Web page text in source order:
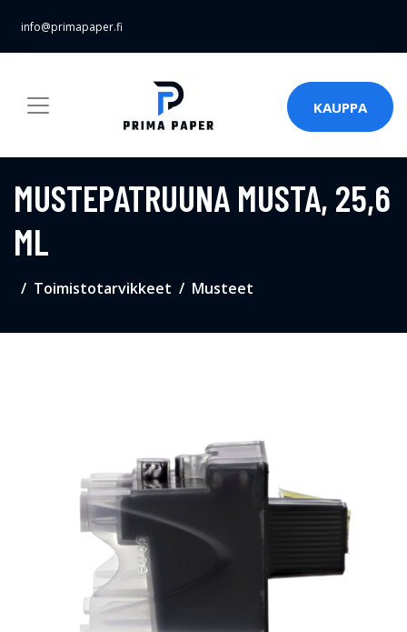
info@primapaper.fi
KAUPPA
MUSTEPATRUUNA MUSTA, 25,6
ML
Toimistotarvikkeet Musteet